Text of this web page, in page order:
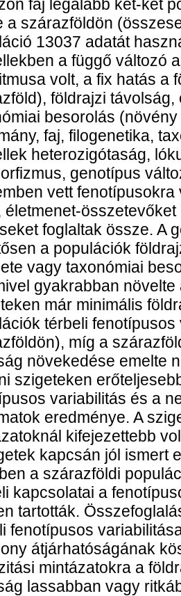
faj legalább két-két
a szárazföldön
13037 adatát
a függő változó
volt, a fix hatás a
földrajzi
besorolás
faj, filogenetika,
heterozigótaság,
genotípus
vett
életmenet-
foglaltak össze. A
a populációk
vagy taxonómiai
gyakrabban
már minimális
térbeli
míg a
növekedése emelte
szigeteken
variabilitás és a
eredménye. A
kifejezettebb
kapcsán jól ismert
a szárazföldi
kapcsolatai a
tartották.
fenotípusos
átjárhatóságának
mintázatokra a
lassabban vagy